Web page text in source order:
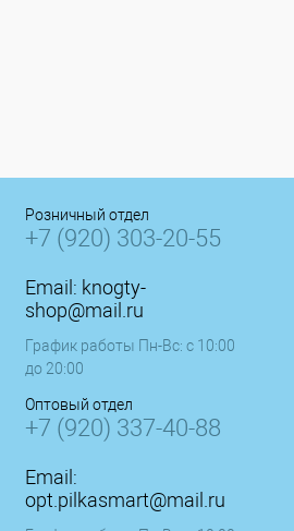
Розничный отдел
+7 (920) 303-20-55
Email: knogty-
shop@mail.ru
График работы Пн-Вс: с 10:00
до 20:00
Оптовый отдел
+7 (920) 337-40-88
Email:
opt.pilkasmart@mail.ru